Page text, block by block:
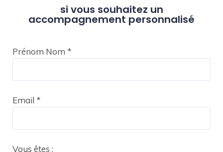
si vous souhaitez un
accompagnement personnalisé
Prénom Nom *
Email *
Vous êtes :